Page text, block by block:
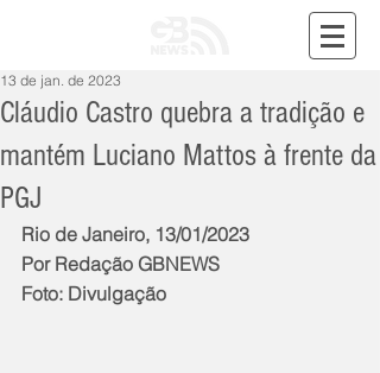
Cláudio Castro quebra a tradição e
mantém Luciano Mattos à frente da
PGJ
13 de jan. de 2023
Rio de Janeiro, 13/01/2023
Por Redação GBNEWS
Foto: Divulgação